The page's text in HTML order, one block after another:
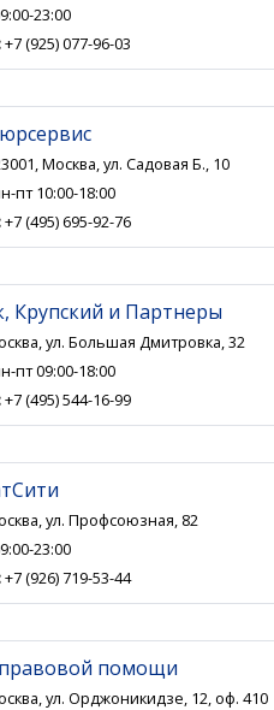
23:00
+7 (925) 077-96-03
Москва, ул. Садовая Б., 10
пт 10:00-18:00
+7 (495) 695-92-76
Крупский и Партнеры
ул. Большая Дмитровка, 32
пт 09:00-18:00
+7 (495) 544-16-99
ул. Профсоюзная, 82
23:00
+7 (926) 719-53-44
помощи
ул. Орджоникидзе, 12, оф. 410